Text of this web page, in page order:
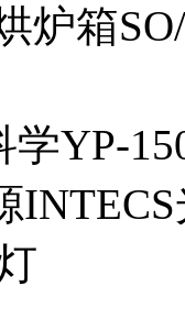
炉箱
YP-